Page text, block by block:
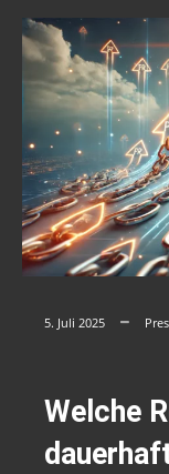
5. Juli 2025
Welche